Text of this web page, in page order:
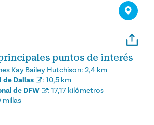
puntos de interés
Kay Bailey Hutchison: 2,4 km
de Dallas
: 10,5 km
de DFW
: 17,17 kilómetros
millas